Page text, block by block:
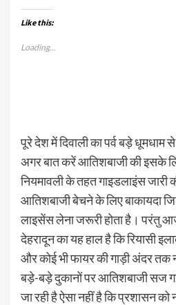
Like this:
Loading...
पूरे देश में दिवाली का पर्व बड़े धूमधाम
अगर बात करें आतिशबाजी की इसके
नियमावली के तहत गाइडलाइंस जारी
आतिशबाजी बेचने के लिए बाकायदा
लाइसेंस लेना जरूरी होता है। परंतु
देहरादून का यह हाल है कि रियासी
और कोई भी फायर की गाड़ी अंदर तक
बड़े-बड़े दुकानों पर आतिशबाजी सज
जा रही है ऐसा नहीं है कि प्रशासन को